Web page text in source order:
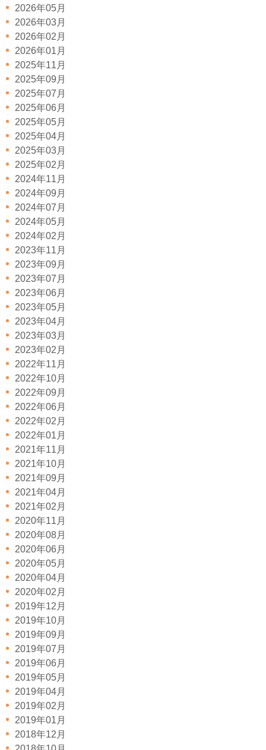
2026年05月
2026年03月
2026年02月
2026年01月
2025年11月
2025年09月
2025年07月
2025年06月
2025年05月
2025年04月
2025年03月
2025年02月
2024年11月
2024年09月
2024年07月
2024年05月
2024年02月
2023年11月
2023年09月
2023年07月
2023年06月
2023年05月
2023年04月
2023年03月
2023年02月
2022年11月
2022年10月
2022年09月
2022年06月
2022年02月
2022年01月
2021年11月
2021年10月
2021年09月
2021年04月
2021年02月
2020年11月
2020年08月
2020年06月
2020年05月
2020年04月
2020年02月
2019年12月
2019年10月
2019年09月
2019年07月
2019年06月
2019年05月
2019年04月
2019年02月
2019年01月
2018年12月